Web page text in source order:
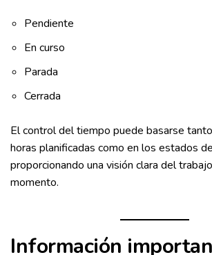
Pendiente
En curso
Parada
Cerrada
El control del tiempo puede basarse
horas planificadas como en los estados
proporcionando una visión clara del
momento.
Información